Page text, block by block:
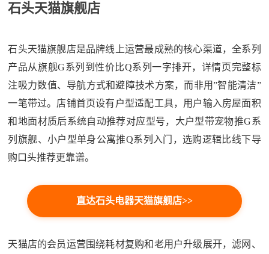
石头天猫旗舰店
石头天猫旗舰店是品牌线上运营最成熟的核心渠道，全系列
产品从旗舰G系列到性价比Q系列一字排开，详情页完整标
注吸力数值、导航方式和避障技术方案，而非用”智能清洁”
一笔带过。店铺首页设有户型适配工具，用户输入房屋面积
和地面材质后系统自动推荐对应型号，大户型带宠物推G系
列旗舰、小户型单身公寓推Q系列入门，选购逻辑比线下导
购口头推荐更靠谱。
直达石头电器天猫旗舰店>>
天猫店的会员运营围绕耗材复购和老用户升级展开，滤网、